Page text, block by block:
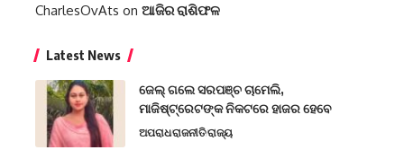
CharlesOvAts on ଆଜିର ରାଶିଫଳ
Latest News
ଜେଲ୍ ଗଲେ ସରପଞ୍ଚ ଚାମେଲି,
ମାଜିଷ୍ଟ୍ରେଟଙ୍କ ନିକଟରେ ହାଜର ହେବେ
ଅପରାଧରାଜନୀତିରାଜ୍ୟ